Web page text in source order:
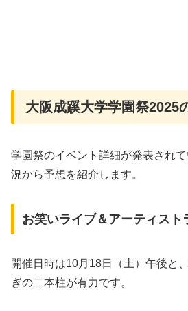
大阪成蹊大学学園祭2025
学園祭のイベント詳細が発表され
況から予想を紹介します。
お笑いライブ＆アーティスト
開催日時は10月18日（土）午後と
ぎの二本柱が有力です。